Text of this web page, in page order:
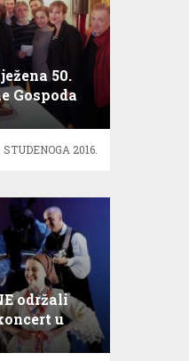
50.
Gospoda
STUDENOGA 2016.
održali
u